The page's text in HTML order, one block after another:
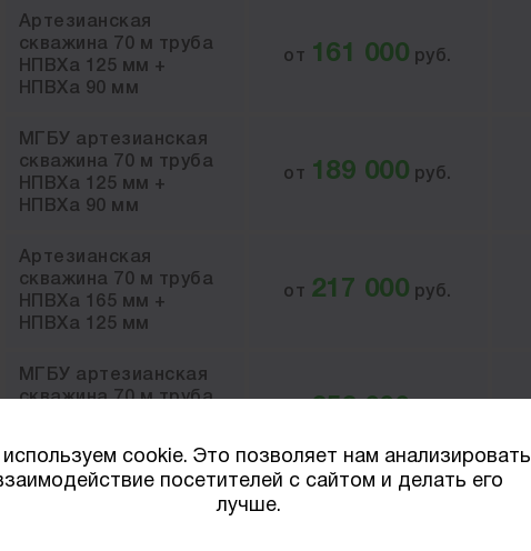
Артезианская
скважина 70 м труба
НПВХа 125 мм +
НПВХа 90 мм
от 161 000 руб.
МГБУ артезианская
скважина 70 м труба
НПВХа 125 мм +
НПВХа 90 мм
от 189 000 руб.
Артезианская
скважина 70 м труба
НПВХа 165 мм +
НПВХа 125 мм
от 217 000 руб.
МГБУ артезианская
скважина 70 м труба
cookie. Это позволяет нам анализировать
посетителей с сайтом и делать его
лучше.